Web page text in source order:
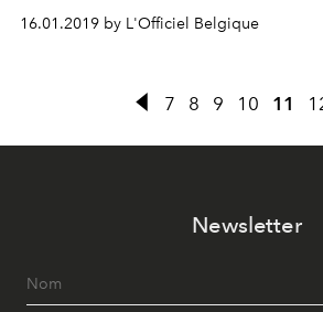
aventures des élèves de Las Encinas.
16.01.2019 by L'Officiel Belgique
7 8 9 10 11
Newsletter